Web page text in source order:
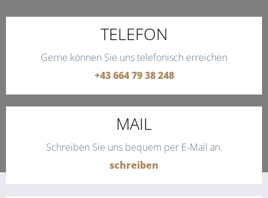
TELEFON
Gerne können Sie uns telefonisch erreichen
+43 664 79 38 248
MAIL
Schreiben Sie uns bequem per E-Mail an.
schreiben